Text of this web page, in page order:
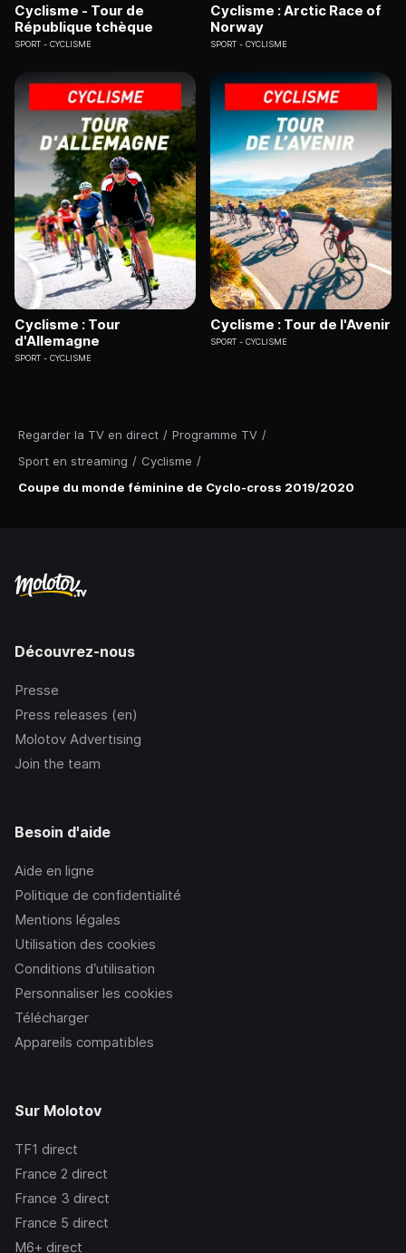
Regarder la TV en direct / Programme TV /
Sport en streaming / Cyclisme /
Coupe du monde féminine de Cyclo-cross 2019/2020
Cyclisme - Tour de
République tchèque
SPORT CYCLISME
Cyclisme : Arctic Race of
Norway
SPORT CYCLISME
Cyclisme : Tour
d'Allemagne
SPORT CYCLISME
Cyclisme : Tour de l'Avenir
SPORT CYCLISME
Découvrez-nous
Presse
Press releases (en)
Molotov Advertising
Join the team
Besoin d'aide
Aide en ligne
Politique de confidentialité
Mentions légales
Utilisation des cookies
Conditions d’utilisation
Personnaliser les cookies
Télécharger
Appareils compatibles
Sur Molotov
TF1 direct
France 2 direct
France 3 direct
France 5 direct
M6+ direct